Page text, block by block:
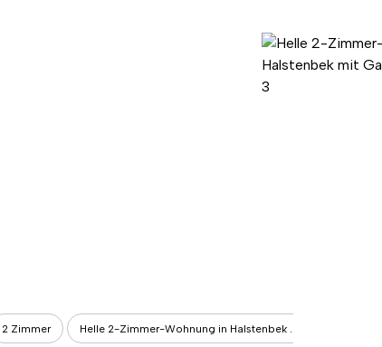
2 Zimmer Helle 2-Zimmer-Wohnung in Halstenbek ...